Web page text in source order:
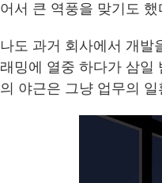
어서 큰 역풍을 맞기도 했
나도 과거 회사에서 개발
래밍에 열중 하다가 삼일
의 야근은 그냥 업무의